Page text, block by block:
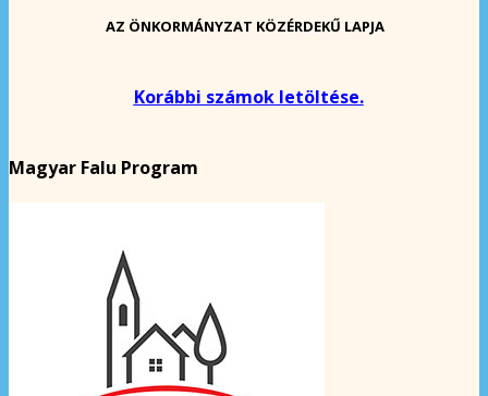
AZ ÖNKORMÁNYZAT KÖZÉRDEKŰ LAPJA
Korábbi számok letöltése.
Magyar Falu Program